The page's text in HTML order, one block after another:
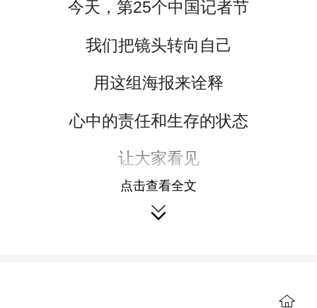
今天，第25个中国记者节
我们把镜头转向自己
用这组海报来诠释
心中的责任和生存的状态
让大家看见
真实背后的记者
点击查看全文
